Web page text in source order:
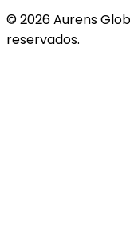
©2026Aurens
reservados.